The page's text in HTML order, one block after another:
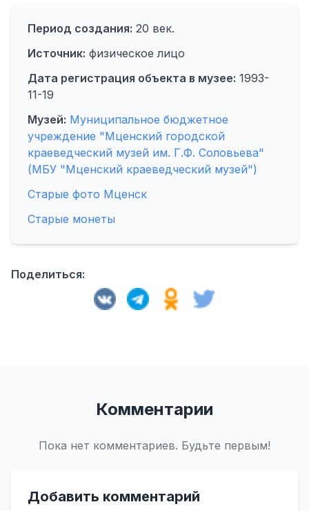
Период создания: 20 век.
Источник: физическое лицо
Дата регистрация объекта в музее: 1993-
11-19
Музей: Муниципальное бюджетное
учреждение "Мценский городской
краеведческий музей им. Г.Ф. Соловьева"
(МБУ "Мценский краеведческий музей")
Старые фото Мценск
Старые монеты
Поделиться:
Комментарии
Пока нет комментариев. Будьте первым!
Добавить комментарий